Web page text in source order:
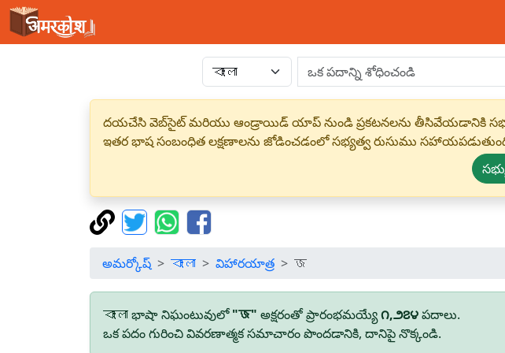
దయచేసి వెబ్‌సైట్ మరియు ఆండ్రాయిడ్ యాప్ నుండి ప్రకటనలను తీసివేయడానికి
ఇతర భాష సంబంధిత లక్షణాలను జోడించడంలో సభ్యత్వ రుసుము
అమర్కోష్ বাংলা విహారయాత్ర জ
বাংলা భాషా నిఘంటువులో"জ" అక్షరంతో ప్రారంభమయ్యే౧,౨౭౪పదాలు.
ఒక పదం గురించి వివరణాత్మక సమాచారం పొందడానికి, దానిపై నొక్కండి.